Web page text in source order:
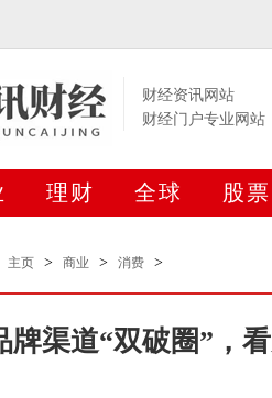
财经资讯网站
财经门户专业网站
理财 全球 股票
主页 > 商业 > 消费 >
牌渠道“双破圈”，